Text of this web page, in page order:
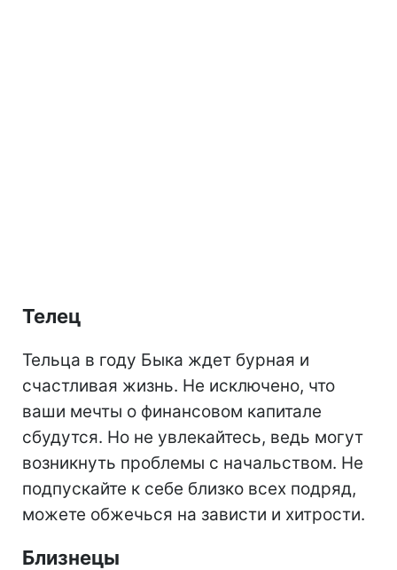
Телец
Тельца в году Быка ждет бурная и
счастливая жизнь. Не исключено, что
ваши мечты о финансовом капитале
сбудутся. Но не увлекайтесь, ведь могут
возникнуть проблемы с начальством. Не
подпускайте к себе близко всех подряд,
можете обжечься на зависти и хитрости.
Близнецы